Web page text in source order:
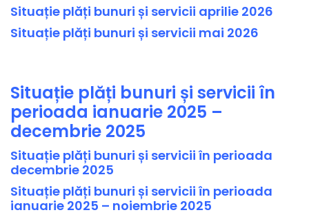
Situație plăți bunuri și servicii aprilie 2026
Situație plăți bunuri și servicii mai 2026
Situație plăți bunuri și servicii în
perioada ianuarie 2025 –
decembrie 2025
Situație plăți bunuri și servicii în perioada
decembrie 2025
Situație plăți bunuri și servicii în perioada
ianuarie 2025 – noiembrie 2025